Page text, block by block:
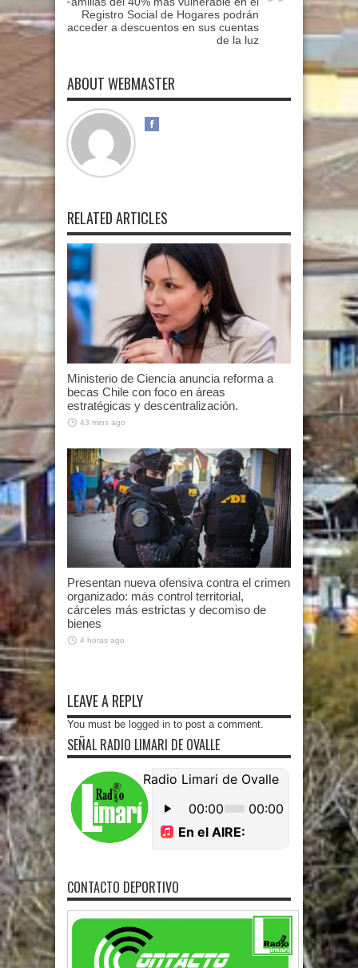
Registro Social de Hogares podrán
acceder a descuentos en sus cuentas
de la luz
ABOUT WEBMASTER
RELATED ARTICLES
Ministerio de Ciencia anuncia reforma a
becas Chile con foco en áreas
estratégicas y descentralización.
43 mins ago
Presentan nueva ofensiva contra el crimen
organizado: más control territorial,
cárceles más estrictas y decomiso de
bienes
4 horas ago
LEAVE A REPLY
You must be logged in to post a comment.
SEÑAL RADIO LIMARI DE OVALLE
CONTACTO DEPORTIVO